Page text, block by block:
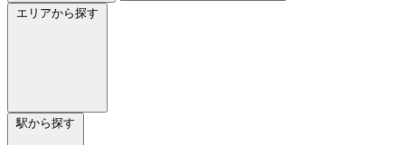
エリアから探す
駅から探す